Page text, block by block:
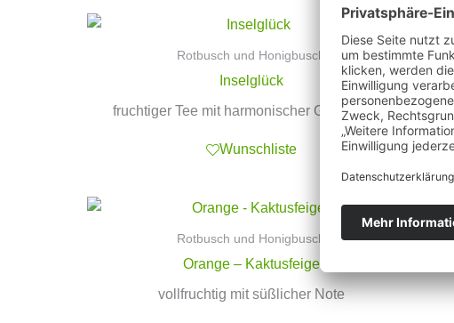
Rotbusch und Honigbusch
Inselglück
fruchtiger Tee mit harmonischer Gewürznote
Wunschliste
Rotbusch und Honigbusch
Orange – Kaktusfeige
vollfruchtig mit süßlicher Note